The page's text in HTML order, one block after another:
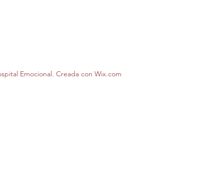
Emocional. Creada con Wix.com